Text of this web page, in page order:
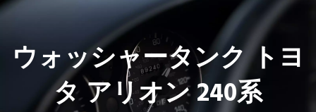
ウォッシャータンク トヨ
タ アリオン 240系